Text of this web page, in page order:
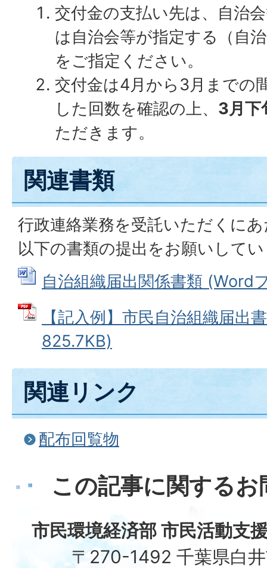
交付金の支払い先は、自治
は自治会等が指定する（自
をご指定ください。
交付金は4月から3月までの
した回数を確認の上、 3月下
ただきます。
関連書類
行政連絡業務を受託いただくに
以下の書類の提出をお願いして
自治組織届出関係書類 (Word
【記入例】市民自治組織届出
825.7KB)
関連リンク
配布回覧物
この記事に関する
市民環境経済部 市民活動支
〒270-1492 千葉県白